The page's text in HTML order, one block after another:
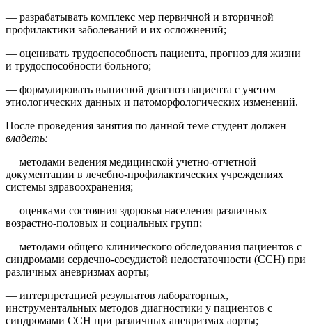
— разрабатывать комплекс мер первичной и вторичной
профилактики заболеваний и их осложнений;
— оценивать трудоспособность пациента, прогноз для жизни
и трудоспособности больного;
— формулировать выписной диагноз пациента с учетом
этиологических данных и патоморфологических изменений.
После проведения занятия по данной теме студент должен
владеть:
— методами ведения медицинской учетно-отчетной
документации в лечебно-профилактических учреждениях
системы здравоохранения;
— оценками состояния здоровья населения различных
возрастно-половых и социальных групп;
— методами общего клинического обследования пациентов с
синдромами сердечно-сосудистой недостаточности (ССН) при
различных аневризмах аорты;
— интерпретацией результатов лабораторных,
инструментальных методов диагностики у пациентов с
синдромами ССН при различных аневризмах аорты;